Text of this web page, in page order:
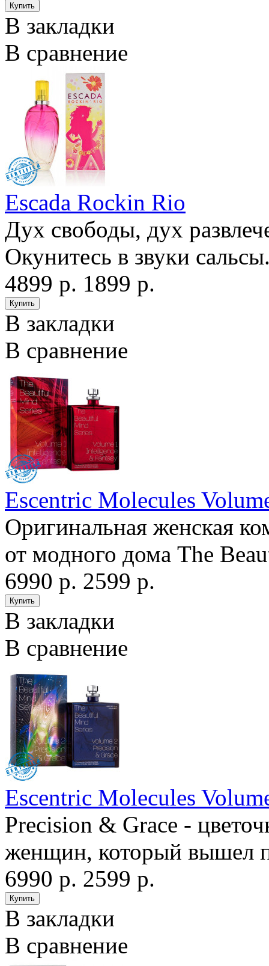
В закладки
В сравнение
Escada Rockin Rio
Дух свободы, дух
Окунитесь в звуки
4899 р. 1899 р.
В закладки
В сравнение
Escentric Molecules
Оригинальная женская
от модного дома The
6990 р. 2599 р.
В закладки
В сравнение
Escentric Molecules
Precision & Grace -
женщин, который вышел
6990 р. 2599 р.
В закладки
В сравнение